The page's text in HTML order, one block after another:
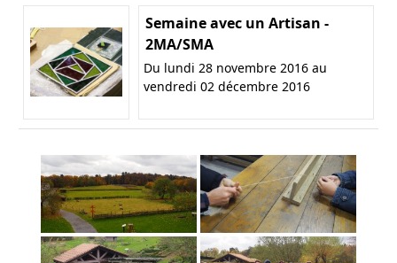
Semaine avec un Artisan -
2MA/SMA
Du lundi 28 novembre 2016 au
vendredi 02 décembre 2016